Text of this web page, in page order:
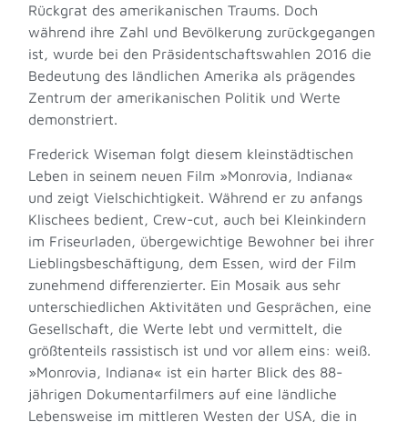
Rückgrat des amerikanischen Traums. Doch
während ihre Zahl und Bevölkerung zurückgegangen
ist, wurde bei den Präsidentschaftswahlen 2016 die
Bedeutung des ländlichen Amerika als prägendes
Zentrum der amerikanischen Politik und Werte
demonstriert.
Frederick Wiseman folgt diesem kleinstädtischen
Leben in seinem neuen Film »Monrovia, Indiana«
und zeigt Vielschichtigkeit. Während er zu anfangs
Klischees bedient, Crew-cut, auch bei Kleinkindern
im Friseurladen, übergewichtige Bewohner bei ihrer
Lieblingsbeschäftigung, dem Essen, wird der Film
zunehmend differenzierter. Ein Mosaik aus sehr
unterschiedlichen Aktivitäten und Gesprächen, eine
Gesellschaft, die Werte lebt und vermittelt, die
größtenteils rassistisch ist und vor allem eins: weiß.
»Monrovia, Indiana« ist ein harter Blick des 88-
jährigen Dokumentarfilmers auf eine ländliche
Lebensweise im mittleren Westen der USA, die in